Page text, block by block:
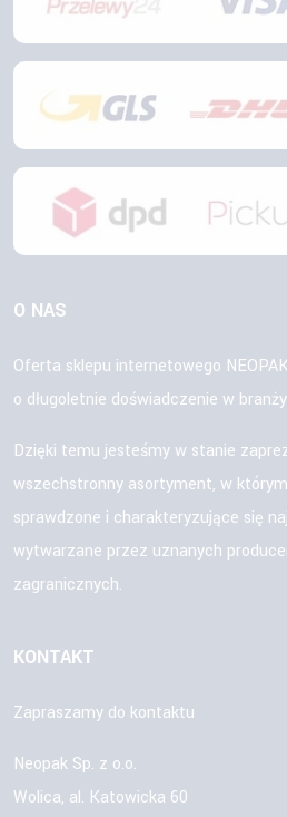
O NAS
Oferta sklepu internetowego
o długoletnie doświadczenie w
Dzięki temu jesteśmy w stanie
wszechstronny asortyment, w
sprawdzone i charakteryzujące się
wytwarzane przez uznanych
zagranicznych.
KONTAKT
Zapraszamy do kontaktu
Neopak Sp. z o.o.
Wolica, al. Katowicka 60